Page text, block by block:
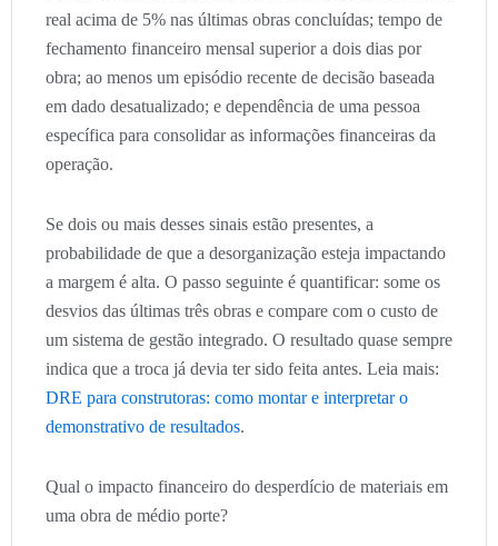
real acima de 5% nas últimas obras concluídas; tempo de
fechamento financeiro mensal superior a dois dias por
obra; ao menos um episódio recente de decisão baseada
em dado desatualizado; e dependência de uma pessoa
específica para consolidar as informações financeiras da
operação.
Se dois ou mais desses sinais estão presentes, a
probabilidade de que a desorganização esteja impactando
a margem é alta. O passo seguinte é quantificar: some os
desvios das últimas três obras e compare com o custo de
um sistema de gestão integrado. O resultado quase sempre
indica que a troca já devia ter sido feita antes. Leia mais:
DRE para construtoras: como montar e interpretar o
demonstrativo de resultados.
Qual o impacto financeiro do desperdício de materiais em
uma obra de médio porte?